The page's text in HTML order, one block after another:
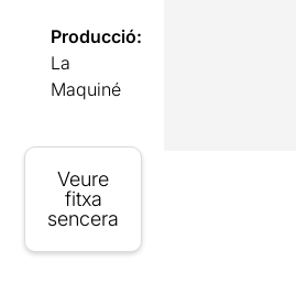
Producció:
La
Maquiné
Veure
fitxa
sencera